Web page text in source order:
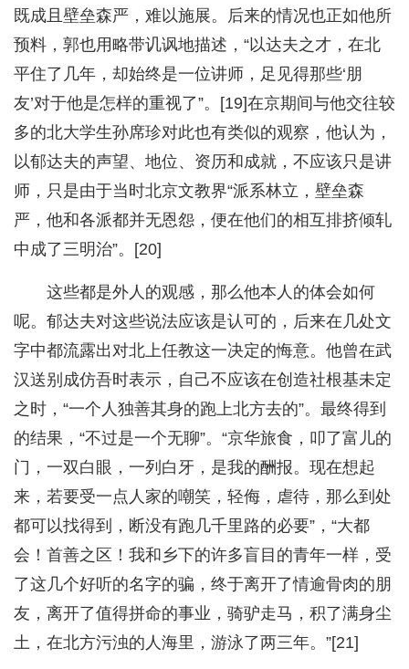
既成且壁垒森严，难以施展。后来的情况也正如他所
预料，郭也用略带讥讽地描述，“以达夫之才，在北
平住了几年，却始终是一位讲师，足见得那些‘朋
友’对于他是怎样的重视了”。[19]在京期间与他交往较
多的北大学生孙席珍对此也有类似的观察，他认为，
以郁达夫的声望、地位、资历和成就，不应该只是讲
师，只是由于当时北京文教界“派系林立，壁垒森
严，他和各派都并无恩怨，便在他们的相互排挤倾轧
中成了三明治”。[20]
这些都是外人的观感，那么他本人的体会如何
呢。郁达夫对这些说法应该是认可的，后来在几处文
字中都流露出对北上任教这一决定的悔意。他曾在武
汉送别成仿吾时表示，自己不应该在创造社根基未定
之时，“一个人独善其身的跑上北方去的”。最终得到
的结果，“不过是一个无聊”。“京华旅食，叩了富儿的
门，一双白眼，一列白牙，是我的酬报。现在想起
来，若要受一点人家的嘲笑，轻侮，虐待，那么到处
都可以找得到，断没有跑几千里路的必要”，“大都
会！首善之区！我和乡下的许多盲目的青年一样，受
了这几个好听的名字的骗，终于离开了情逾骨肉的朋
友，离开了值得拼命的事业，骑驴走马，积了满身尘
土，在北方污浊的人海里，游泳了两三年。”[21]